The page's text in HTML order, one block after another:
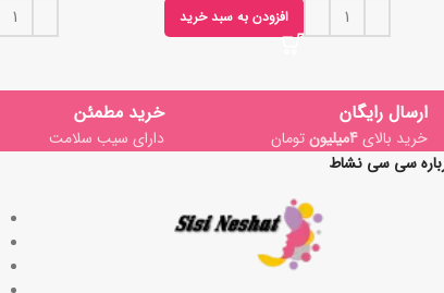
افزودن به سبد خرید
ارسال رایگان
خرید بالای4میلیون تومان
خرید مطمئن
دارای سیب سلامت
سی سی نشاط